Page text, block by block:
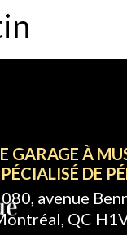
GARAGE À
DE
avenue
QC